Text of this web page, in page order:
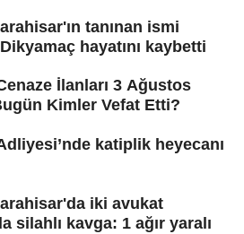
tanınan ismi
hayatını kaybetti
İlanları 3 Ağustos
Kimler Vefat Etti?
katiplik heyecanı
iki avukat
silahlı kavga: 1 ağır yaralı